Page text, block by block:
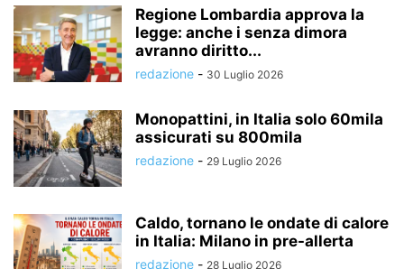
Regione Lombardia approva la
legge: anche i senza dimora
avranno diritto...
redazione - 30 Luglio 2026
Monopattini, in Italia solo 60mila
assicurati su 800mila
redazione - 29 Luglio 2026
Caldo, tornano le ondate di calore
in Italia: Milano in pre-allerta
redazione - 28 Luglio 2026